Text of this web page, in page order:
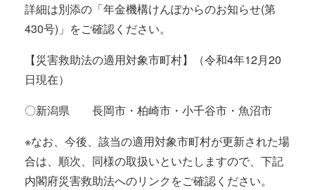
詳細は別添の「年金機構けんぽからのお知らせ(第
430号)」をご確認ください。
【災害救助法の適用対象市町村】（令和4年12月20
日現在）
〇新潟県 長岡市・柏崎市・小千谷市・魚沼市
※なお、今後、該当の適用対象市町村が更新された場
合は、順次、同様の取扱いといたしますので、下記
内閣府災害救助法へのリンクをご確認ください。